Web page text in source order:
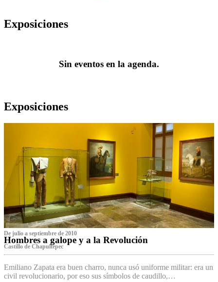
Exposiciones
Sin eventos en la agenda.
Exposiciones
De julio a septiembre de 2010
Hombres a galope y a la Revolución
Castillo de Chapultepec
Emiliano Zapata era buen charro, nunca usó uniforme militar: era un
civil revolucionario, por eso sus símbolos de caudillo,…